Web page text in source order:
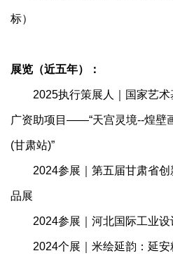
标）
展览（近五年）：
2025执行策展人｜国家艺
广资助项目——“天宫灵境--煌壁
(甘肃站)”
2024参展｜第五届甘肃省创
品展
2024参展｜河北国际工业设
2024个展｜米绘延韵：延安